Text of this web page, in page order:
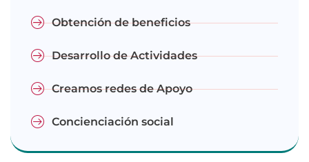
Obtención de beneficios
Desarrollo de Actividades
Creamos redes de Apoyo
Concienciación social